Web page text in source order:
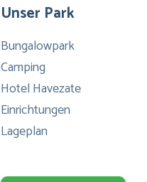
Unser Park
Bungalowpark
Camping
Hotel Havezate
Einrichtungen
Lageplan